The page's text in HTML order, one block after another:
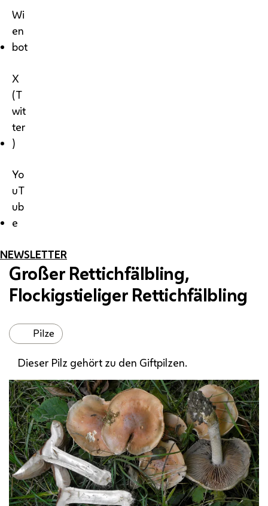
Wi
en
bot
X
(T
wit
ter
)
Yo
uT
ub
e
NEWSLETTER
Großer Rettichfälbling,
Flockigstieliger Rettichfälbling
Pilze
Dieser Pilz gehört zu den Giftpilzen.